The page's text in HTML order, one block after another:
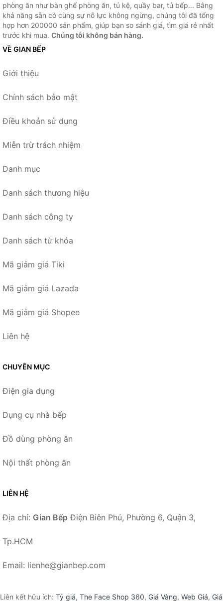
phòng ăn như bàn ghế phòng ăn, tủ kệ, quầy bar, tủ bếp... Bằng
khả năng sẵn có cùng sự nỗ lực không ngừng, chúng tôi đã tổng
hợp hơn 200000 sản phẩm, giúp bạn so sánh giá, tìm giá rẻ nhất
trước khi mua. Chúng tôi không bán hàng.
VỀ GIAN BẾP
Giới thiệu
Chính sách bảo mật
Điều khoản sử dụng
Miễn trừ trách nhiệm
Danh mục
Danh sách thương hiệu
Danh sách công ty
Danh sách từ khóa
Mã giảm giá Tiki
Mã giảm giá Lazada
Mã giảm giá Shopee
Liên hệ
CHUYÊN MỤC
Điện gia dụng
Dụng cụ nhà bếp
Đồ dùng phòng ăn
Nội thất phòng ăn
LIÊN HỆ
Địa chỉ: Gian Bếp Điện Biên Phủ, Phường 6, Quận 3,
Tp.HCM
Email: lienhe@gianbep.com
Liên kết hữu ích: Tỷ giá, The Face Shop 360, Giá Vàng, Web Giá, Giá